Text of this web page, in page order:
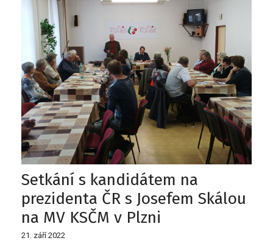
Setkání s kandidátem na
prezidenta ČR s Josefem Skálou
na MV KSČM v Plzni
21. září 2022